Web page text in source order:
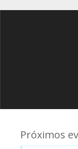
Próximos